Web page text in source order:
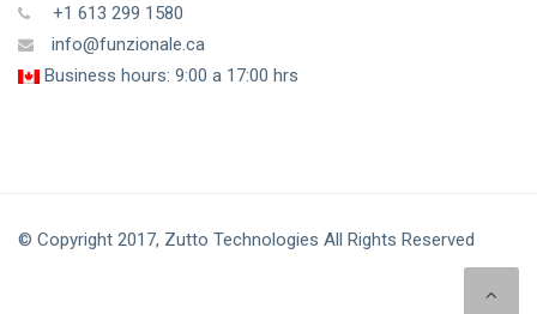
+1 613 299 1580
info@funzionale.ca
Business hours: 9:00 a 17:00 hrs
© Copyright 2017, Zutto Technologies All Rights Reserved